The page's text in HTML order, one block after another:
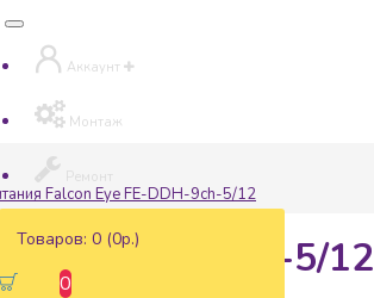
Аккаунт
Монтаж
Ремонт
Товаров: 0 (0р.)
0
Falcon Eye FE-DDH-9ch-5/12
FE-DDH-9ch-5/12